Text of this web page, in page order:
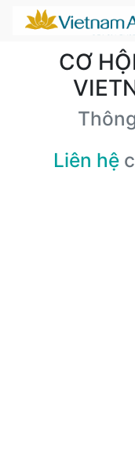
CƠ
Liên hệ